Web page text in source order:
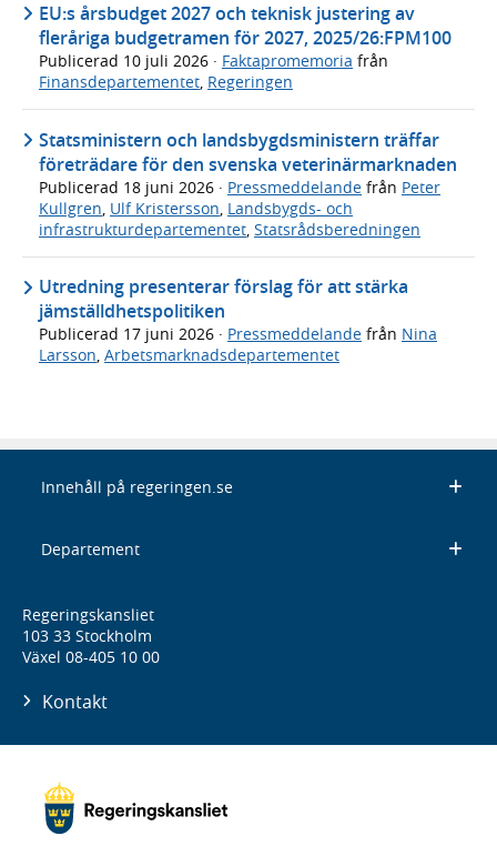
EU:s årsbudget 2027 och teknisk justering av
fleråriga budgetramen för 2027, 2025/26:FPM100
Publicerad 10 juli 2026 · Faktapromemoria från
Finansdepartementet, Regeringen
Statsministern och landsbygdsministern träffar
företrädare för den svenska veterinärmarknaden
Publicerad 18 juni 2026 · Pressmeddelande från Peter
Kullgren Ulf Kristersson Landsbygds- och
infrastrukturdepartementet Statsrådsberedningen
Utredning presenterar förslag för att stärka
jämställdhetspolitiken
Publicerad 17 juni 2026 · Pressmeddelande från Nina
Larsson, Arbetsmarknadsdepartementet
Innehåll på regeringen.se
Departement
Regeringskansliet
103 33 Stockholm
Växel 08-405 10 00
Kontakt